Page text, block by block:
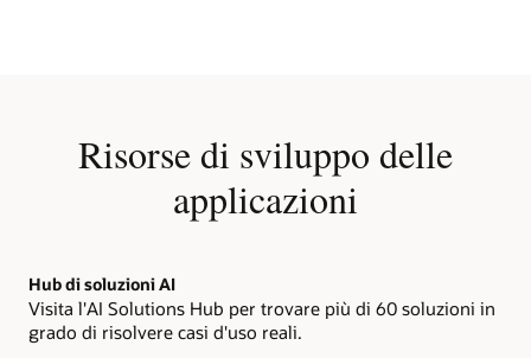
Risorse di sviluppo delle
applicazioni
Hub di soluzioni AI
Visita l'AI Solutions Hub per trovare più di 60 soluzioni in
grado di risolvere casi d'uso reali.